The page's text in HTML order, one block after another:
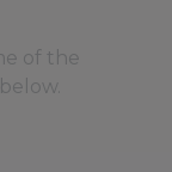
of the